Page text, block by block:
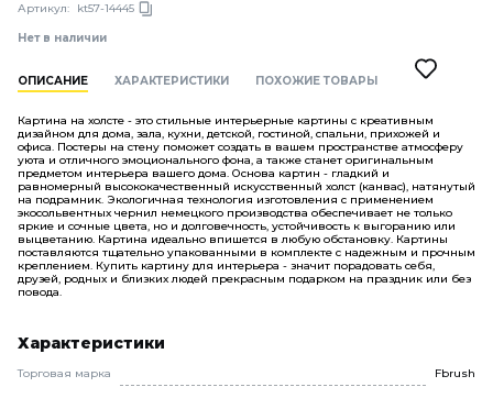
Артикул: kt57-14445
Нет в наличии
ОПИСАНИЕ ХАРАКТЕРИСТИКИ ПОХОЖИЕ ТОВАРЫ
Картина на холсте - это стильные интерьерные картины с креативным
дизайном для дома, зала, кухни, детской, гостиной, спальни, прихожей и
офиса. Постеры на стену поможет создать в вашем пространстве атмосферу
уюта и отличного эмоционального фона, а также станет оригинальным
предметом интерьера вашего дома. Основа картин - гладкий и
равномерный высококачественный искусственный холст (канвас), натянутый
на подрамник. Экологичная технология изготовления с применением
экосольвентных чернил немецкого производства обеспечивает не только
яркие и сочные цвета, но и долговечность, устойчивость к выгоранию или
выцветанию. Картина идеально впишется в любую обстановку. Картины
поставляются тщательно упакованными в комплекте с надежным и прочным
креплением. Купить картину для интерьера - значит порадовать себя,
друзей, родных и близких людей прекрасным подарком на праздник или без
повода.
Характеристики
Торговая марка Fbrush